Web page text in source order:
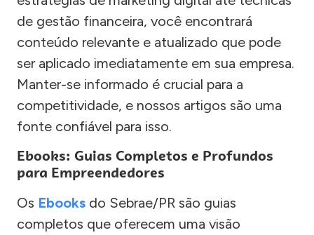
de gestão financeira, você encontrará
conteúdo relevante e atualizado que pode
ser aplicado imediatamente em sua empresa.
Manter-se informado é crucial para a
competitividade, e nossos artigos são uma
fonte confiável para isso.
Ebooks: Guias Completos e Profundos
para Empreendedores
Os Ebooks do Sebrae/PR são guias
completos que oferecem uma visão